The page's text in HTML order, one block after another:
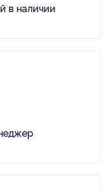
в наличии